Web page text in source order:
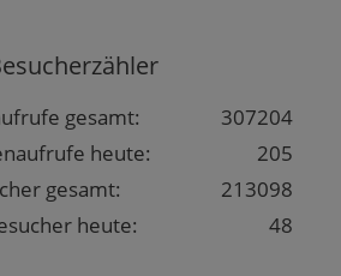
307204
gesamt:
205
heute:
213098
gesamt:
48
heute: